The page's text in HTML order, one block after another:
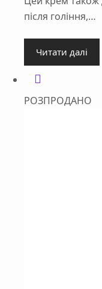
після гоління,…
Читати далі
РОЗПРОДАНО